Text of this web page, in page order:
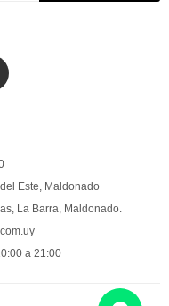
Este, Maldonado
La Barra, Maldonado.
a 21:00